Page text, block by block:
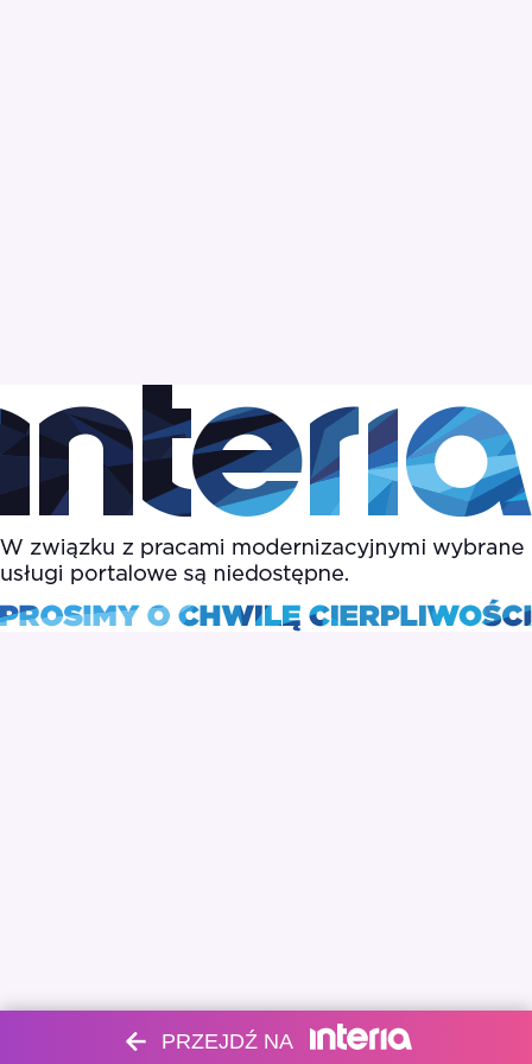
PRZEJDŹ NA